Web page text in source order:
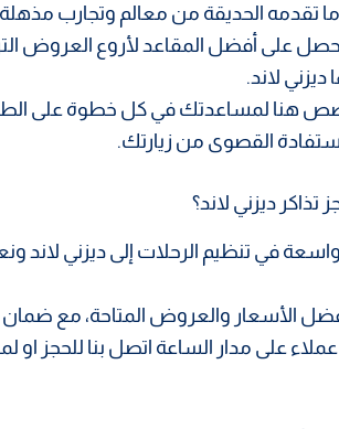
الحديقة من معالم وتجارب
على أفضل المقاعد لأروع العروض
لاند.
هنا لمساعدتك في كل خطوة على
القصوى من زيارتك.
ديزني لاند؟
واسعة في تنظيم الرحلات إلى ديزني
الأسعار والعروض المتاحة، مع ضمان
على مدار الساعة اتصل بنا للحجز او